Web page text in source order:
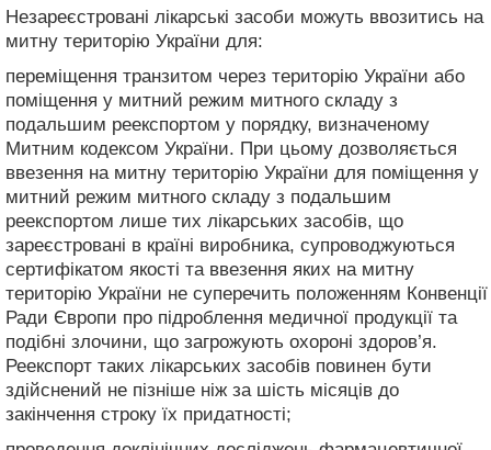
Незареєстровані лікарські засоби можуть ввозитись на
митну територію України для:
переміщення транзитом через територію України або
поміщення у митний режим митного складу з
подальшим реекспортом у порядку, визначеному
Митним кодексом України. При цьому дозволяється
ввезення на митну територію України для поміщення у
митний режим митного складу з подальшим
реекспортом лише тих лікарських засобів, що
зареєстровані в країні виробника, супроводжуються
сертифікатом якості та ввезення яких на митну
територію України не суперечить положенням Конвенції
Ради Європи про підроблення медичної продукції та
подібні злочини, що загрожують охороні здоров’я.
Реекспорт таких лікарських засобів повинен бути
здійснений не пізніше ніж за шість місяців до
закінчення строку їх придатності;